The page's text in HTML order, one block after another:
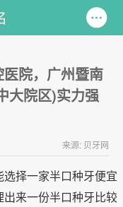
院，广州暨南
大院区)实力强
来源: 贝牙网
择一家半口种牙便宜
来一份半口种牙比较